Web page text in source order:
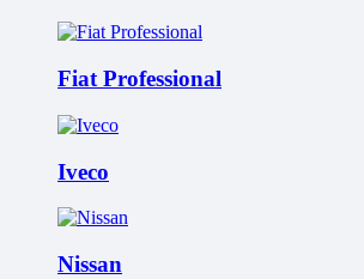
Fiat Professional
Iveco
Nissan